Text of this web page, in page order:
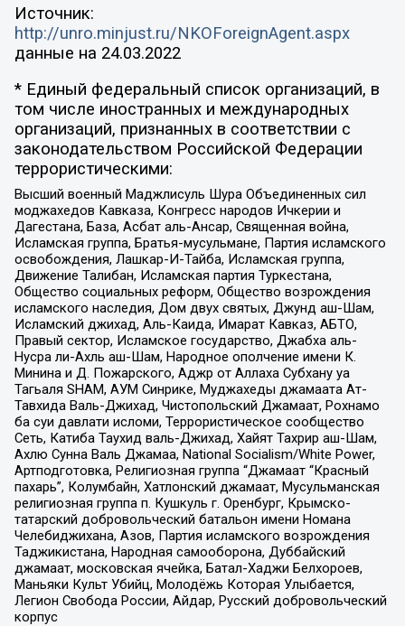
Источник:
http://unro.minjust.ru/NKOForeignAgent.aspx
данные на 24.03.2022
* Единый федеральный список организаций, в
том числе иностранных и международных
организаций, признанных в соответствии с
законодательством Российской Федерации
террористическими:
Высший военный Маджлисуль Шура Объединенных сил
моджахедов Кавказа, Конгресс народов Ичкерии и
Дагестана, База, Асбат аль-Ансар, Священная война,
Исламская группа, Братья-мусульмане, Партия исламского
освобождения, Лашкар-И-Тайба, Исламская группа,
Движение Талибан, Исламская партия Туркестана,
Общество социальных реформ, Общество возрождения
исламского наследия, Дом двух святых, Джунд аш-Шам,
Исламский джихад, Аль-Каида, Имарат Кавказ, АБТО,
Правый сектор, Исламское государство, Джабха аль-
Нусра ли-Ахль аш-Шам, Народное ополчение имени К.
Минина и Д. Пожарского, Аджр от Аллаха Субхану уа
Тагьаля SHAM, АУМ Синрике, Муджахеды джамаата Ат-
Тавхида Валь-Джихад, Чистопольский Джамаат, Рохнамо
ба суи давлати исломи, Террористическое сообщество
Сеть, Катиба Таухид валь-Джихад, Хайят Тахрир аш-Шам,
Ахлю Сунна Валь Джамаа, National Socialism/White Power,
Артподготовка, Религиозная группа “Джамаат “Красный
пахарь”, Колумбайн, Хатлонский джамаат, Мусульманская
религиозная группа п. Кушкуль г. Оренбург, Крымско-
татарский добровольческий батальон имени Номана
Челебиджихана, Азов, Партия исламского возрождения
Таджикистана, Народная самооборона, Дуббайский
джамаат, московская ячейка, Батал-Хаджи Белхороев,
Маньяки Культ Убийц, Молодёжь Которая Улыбается,
Легион Свобода России, Айдар, Русский добровольческий
корпус